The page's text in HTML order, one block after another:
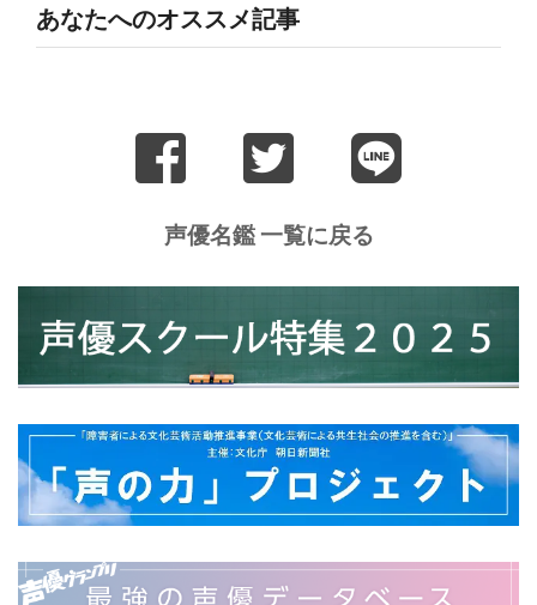
あなたへのオススメ記事
声優名鑑 一覧に戻る